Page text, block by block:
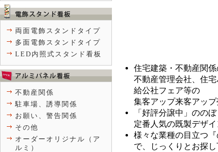
住宅建築・不動産関
不動産管理会社、住
給公社フェア等の
集客アップ来客アッ
「好評分譲中」のの
定番人気の既製デザ
様々な業種の目立つ
で、じっくりとお探
両面電飾スタンドタイプ
多面電飾スタンドタイプ
LED内照式スタンド看板
不動産関係
駐車場、誘導関係
お願い、警告関係
その他
オーダーオリジナル（ア
ルミ）